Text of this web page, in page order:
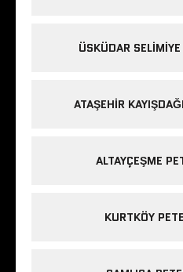
ÜSKÜDAR
ATAŞEHIR
ALTAYÇEŞME
KURTKÖY